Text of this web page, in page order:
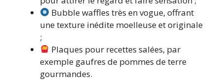
Bubble waffles très en vogue, offrant
une texture inédite moelleuse et originale
;
Plaques pour recettes salées, par
exemple gaufres de pommes de terre
gourmandes.